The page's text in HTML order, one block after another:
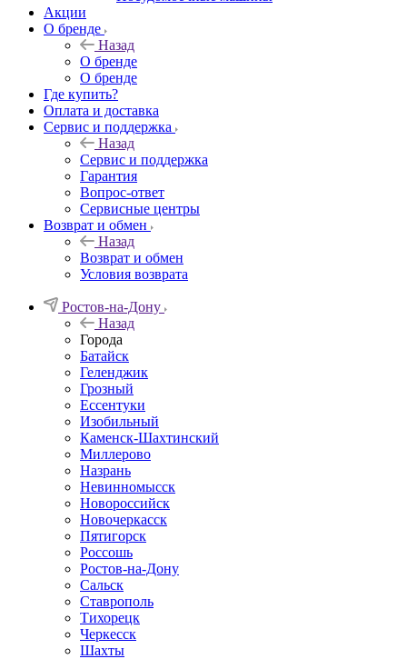
Акции
О бренде
Назад
О бренде
О бренде
Где купить?
Оплата и доставка
Сервис и поддержка
Назад
Сервис и поддержка
Гарантия
Вопрос-ответ
Сервисные центры
Возврат и обмен
Назад
Возврат и обмен
Условия возврата
Ростов-на-Дону
Назад
Города
Батайск
Геленджик
Грозный
Ессентуки
Изобильный
Каменск-Шахтинский
Миллерово
Назрань
Невинномысск
Новороссийск
Новочеркасcк
Пятигорск
Россошь
Ростов-на-Дону
Сальск
Ставрополь
Тихорецк
Черкесск
Шахты